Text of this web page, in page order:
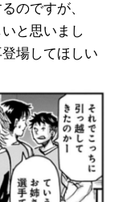
のですが、
と思いまし
場してほしい